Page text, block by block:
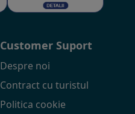
Customer Suport
Despre noi
Contract cu turistul
Politica cookie